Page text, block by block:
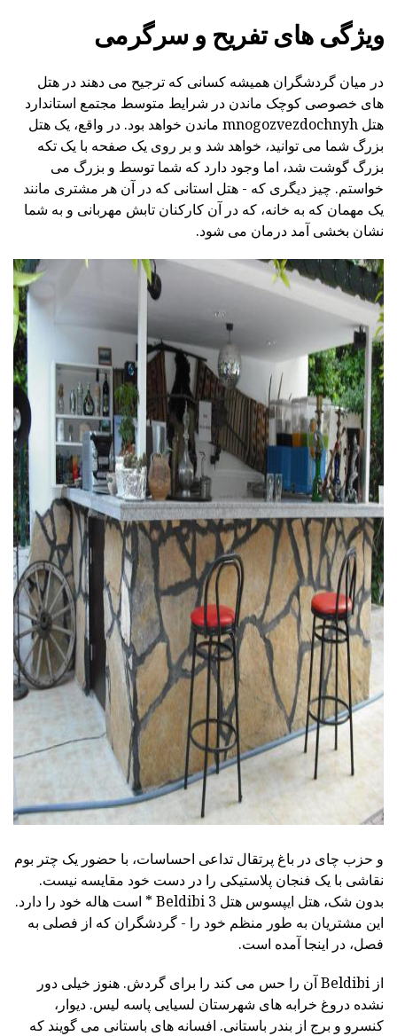
ویژگی های تفریح و سرگرمی
در میان گردشگران همیشه کسانی که ترجیح می دهند در هتل
های خصوصی کوچک ماندن در شرایط متوسط مجتمع استاندارد
هتل mnogozvezdochnyh ماندن خواهد بود. در واقع، یک هتل
بزرگ شما می توانید، خواهد شد و بر روی یک صفحه با یک تکه
بزرگ گوشت شد، اما وجود دارد که شما توسط و بزرگ می
خواستم. چیز دیگری که - هتل استانی که در آن هر مشتری مانند
یک مهمان که به خانه، که در آن کارکنان تابش مهربانی و به شما
نشان بخشی آمد درمان می شود.
ad
و حزب چای در باغ پرتقال تداعی احساسات، با حضور یک چتر بوم
نقاشی با یک فنجان پلاستیکی را در دست خود مقایسه نیست.
بدون شک، هتل ایپسوس هتل Beldibi 3 * است هاله خود را دارد.
این مشتریان به طور منظم خود را - گردشگران که از فصلی به
فصل، در اینجا آمده است.
از Beldibi آن را حس می کند را برای گردش. هنوز خیلی دور
نشده دروغ خرابه های شهرستان لسیایی پاسه لیس. دیوار،
کنسرو و برج از بندر باستانی. افسانه های باستانی می گویند که